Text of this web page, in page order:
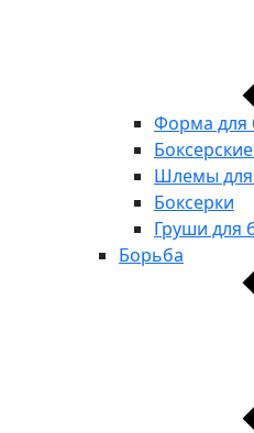
Форма для
Шлемы для
Боксерки
Груши для
Борьба